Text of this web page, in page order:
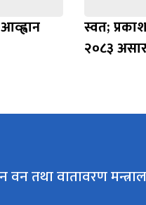
स्वत;
२०८३
वन तथा वातावरण